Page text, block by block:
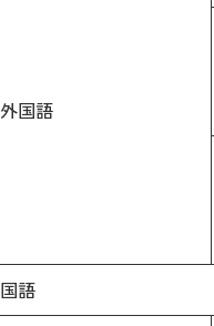
外国語
国語